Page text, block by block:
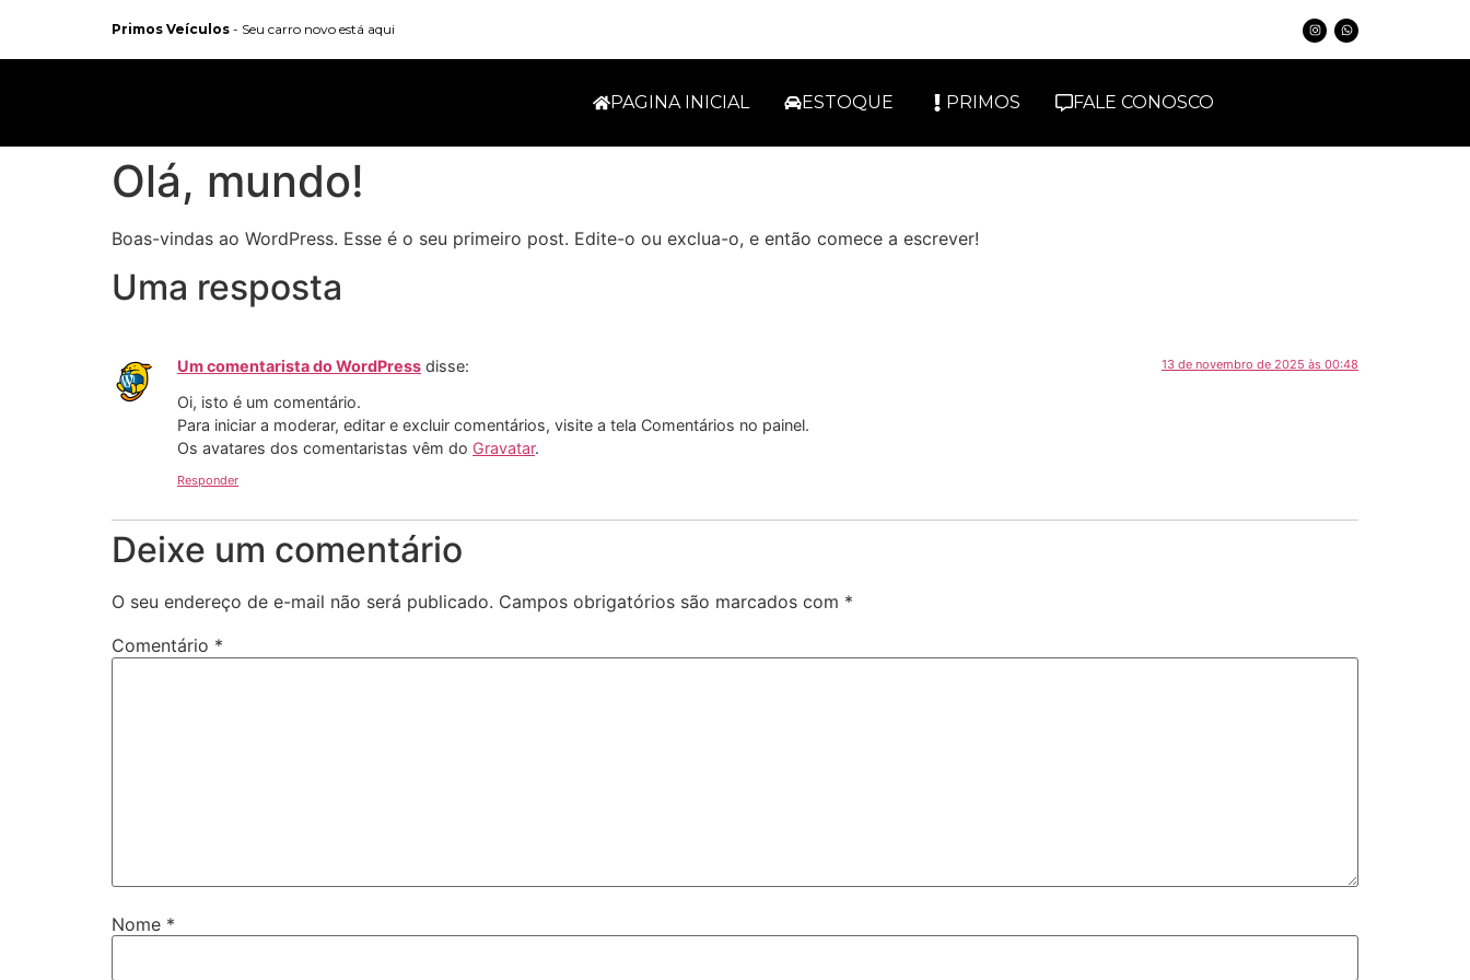
Primos Veículos - Seu carro novo está aqui
PAGINA INICIAL ESTOQUE PRIMOS FALE CONOSCO
Olá, mundo!
Boas-vindas ao WordPress. Esse é o seu primeiro post. Edite-o ou exclua-o, e então comece a escrever!
Uma resposta
Um comentarista do WordPress disse: 13 de novembro de 2025 às 00:48
Oi, isto é um comentário.
Para iniciar a moderar, editar e excluir comentários, visite a tela Comentários no painel.
Os avatares dos comentaristas vêm do Gravatar.
Responder
Deixe um comentário
O seu endereço de e-mail não será publicado. Campos obrigatórios são marcados com *
Comentário *
Nome *